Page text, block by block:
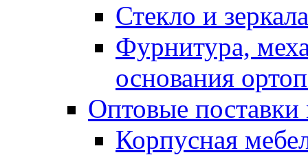
Стекло и зеркала
Фурнитура,
основания
Оптовые поставки
Корпусная